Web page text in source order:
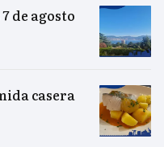
de agosto
casera